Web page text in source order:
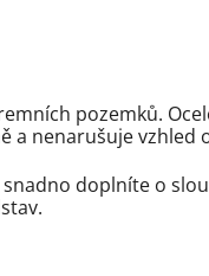
pozemků.
a nenarušuje vzhled
snadno doplníte o